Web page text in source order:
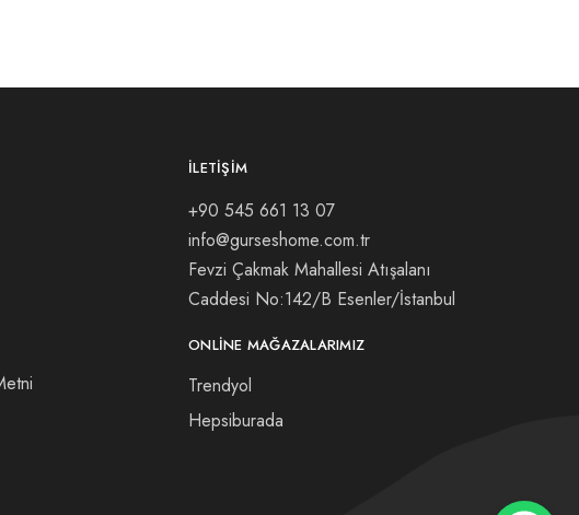
İLETIŞIM
+90 545 661 13 07
info@gurseshome.com.tr
Fevzi Çakmak Mahallesi Atışalanı
Caddesi No:142/B Esenler/İstanbul
ONLINE MAĞAZALARIMIZ
Trendyol
Hepsiburada